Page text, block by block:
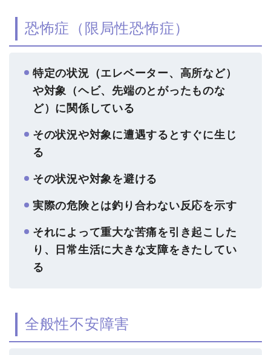
恐怖症（限局性恐怖症）
特定の状況（エレベーター、高所など）
や対象（ヘビ、先端のとがったものな
ど）に関係している
その状況や対象に遭遇するとすぐに生じ
る
その状況や対象を避ける
実際の危険とは釣り合わない反応を示す
それによって重大な苦痛を引き起こした
り、日常生活に大きな支障をきたしてい
る
全般性不安障害